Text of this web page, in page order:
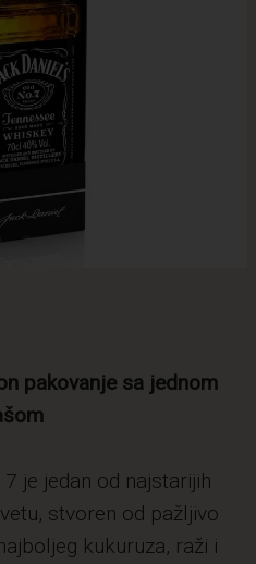
pakovanje sa jednom
je jedan od najstarijih
stvoren od pažljivo
kukuruza, raži i